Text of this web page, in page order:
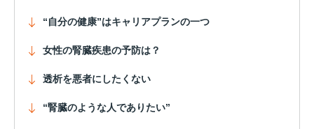
“自分の健康”はキャリアプランの一つ
女性の腎臓疾患の予防は？
透析を悪者にしたくない
“腎臓のような人でありたい”